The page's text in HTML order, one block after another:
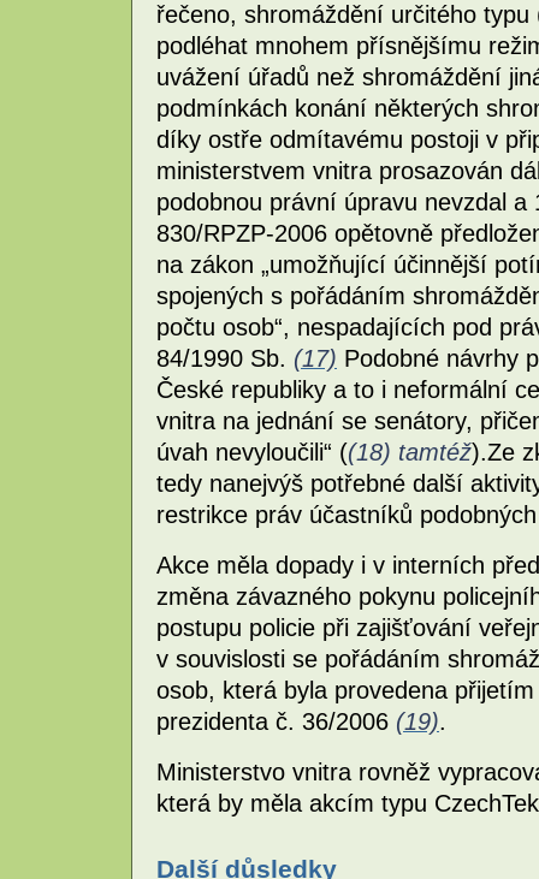
řečeno, shromáždění určitého
podléhat mnohem přísnějšímu
uvážení úřadů než shromáždění
podmínkách konání některých
díky ostře odmítavému postoji v
ministerstvem vnitra prosazován
podobnou právní úpravu nevzdal
830/RPZP-2006 opětovně
na zákon „umožňující účinnější
spojených s pořádáním
počtu osob“, nespadajících pod
84/1990 Sb. (17) Podobné návrhy
České republiky a to i neformální
vnitra na jednání se senátory,
úvah nevyloučili“ ((18) tamtéž).Ze
tedy nanejvýš potřebné další
restrikce práv účastníků
Akce měla dopady i v interních
změna závazného pokynu
postupu policie při zajišťování
v souvislosti se pořádáním
osob, která byla provedena
prezidenta č. 36/2006 (19).
Ministerstvo vnitra rovněž
která by měla akcím typu
Další důsledky